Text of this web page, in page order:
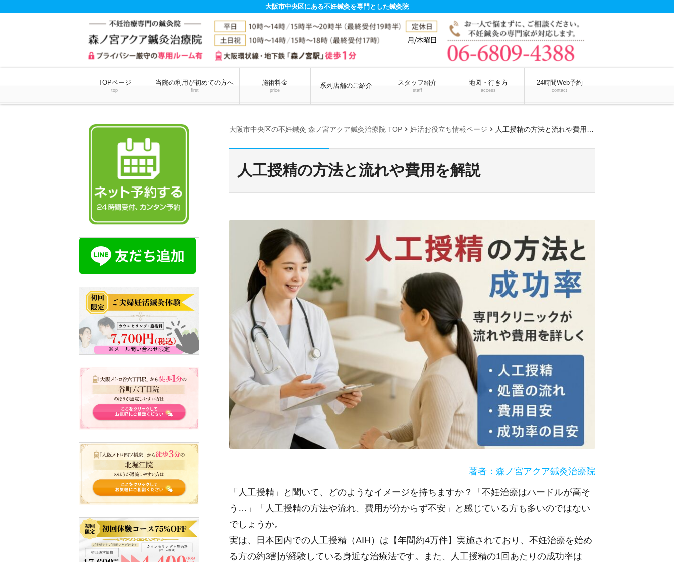
大阪市中央区にある不妊鍼灸を専門とした鍼灸院
TOPページ
top
当院の利用が初めての方へ
first
施術料金
price
系列店舗のご紹介 スタッフ紹介
staff
地図・行き方
access
24時間Web予約
contact
大阪市中央区の不妊鍼灸 森ノ宮アクア鍼灸治療院 TOP chevron_right 妊活お役立ち情報ページ chevron_right 人工授精の方法と流れや費用を解説
人工授精の方法と流れや費用を解説
著者：森ノ宮アクア鍼灸治療院
「人工授精」と聞いて、どのようなイメージを持ちますか？「不妊治療はハードルが高そ
う…」「人工授精の方法や流れ、費用が分からず不安」と感じている方も多いのではない
でしょうか。
実は、日本国内での人工授精（AIH）は【年間約4万件】実施されており、不妊治療を始め
る方の約3割が経験している身近な治療法です。また、人工授精の1回あたりの成功率は